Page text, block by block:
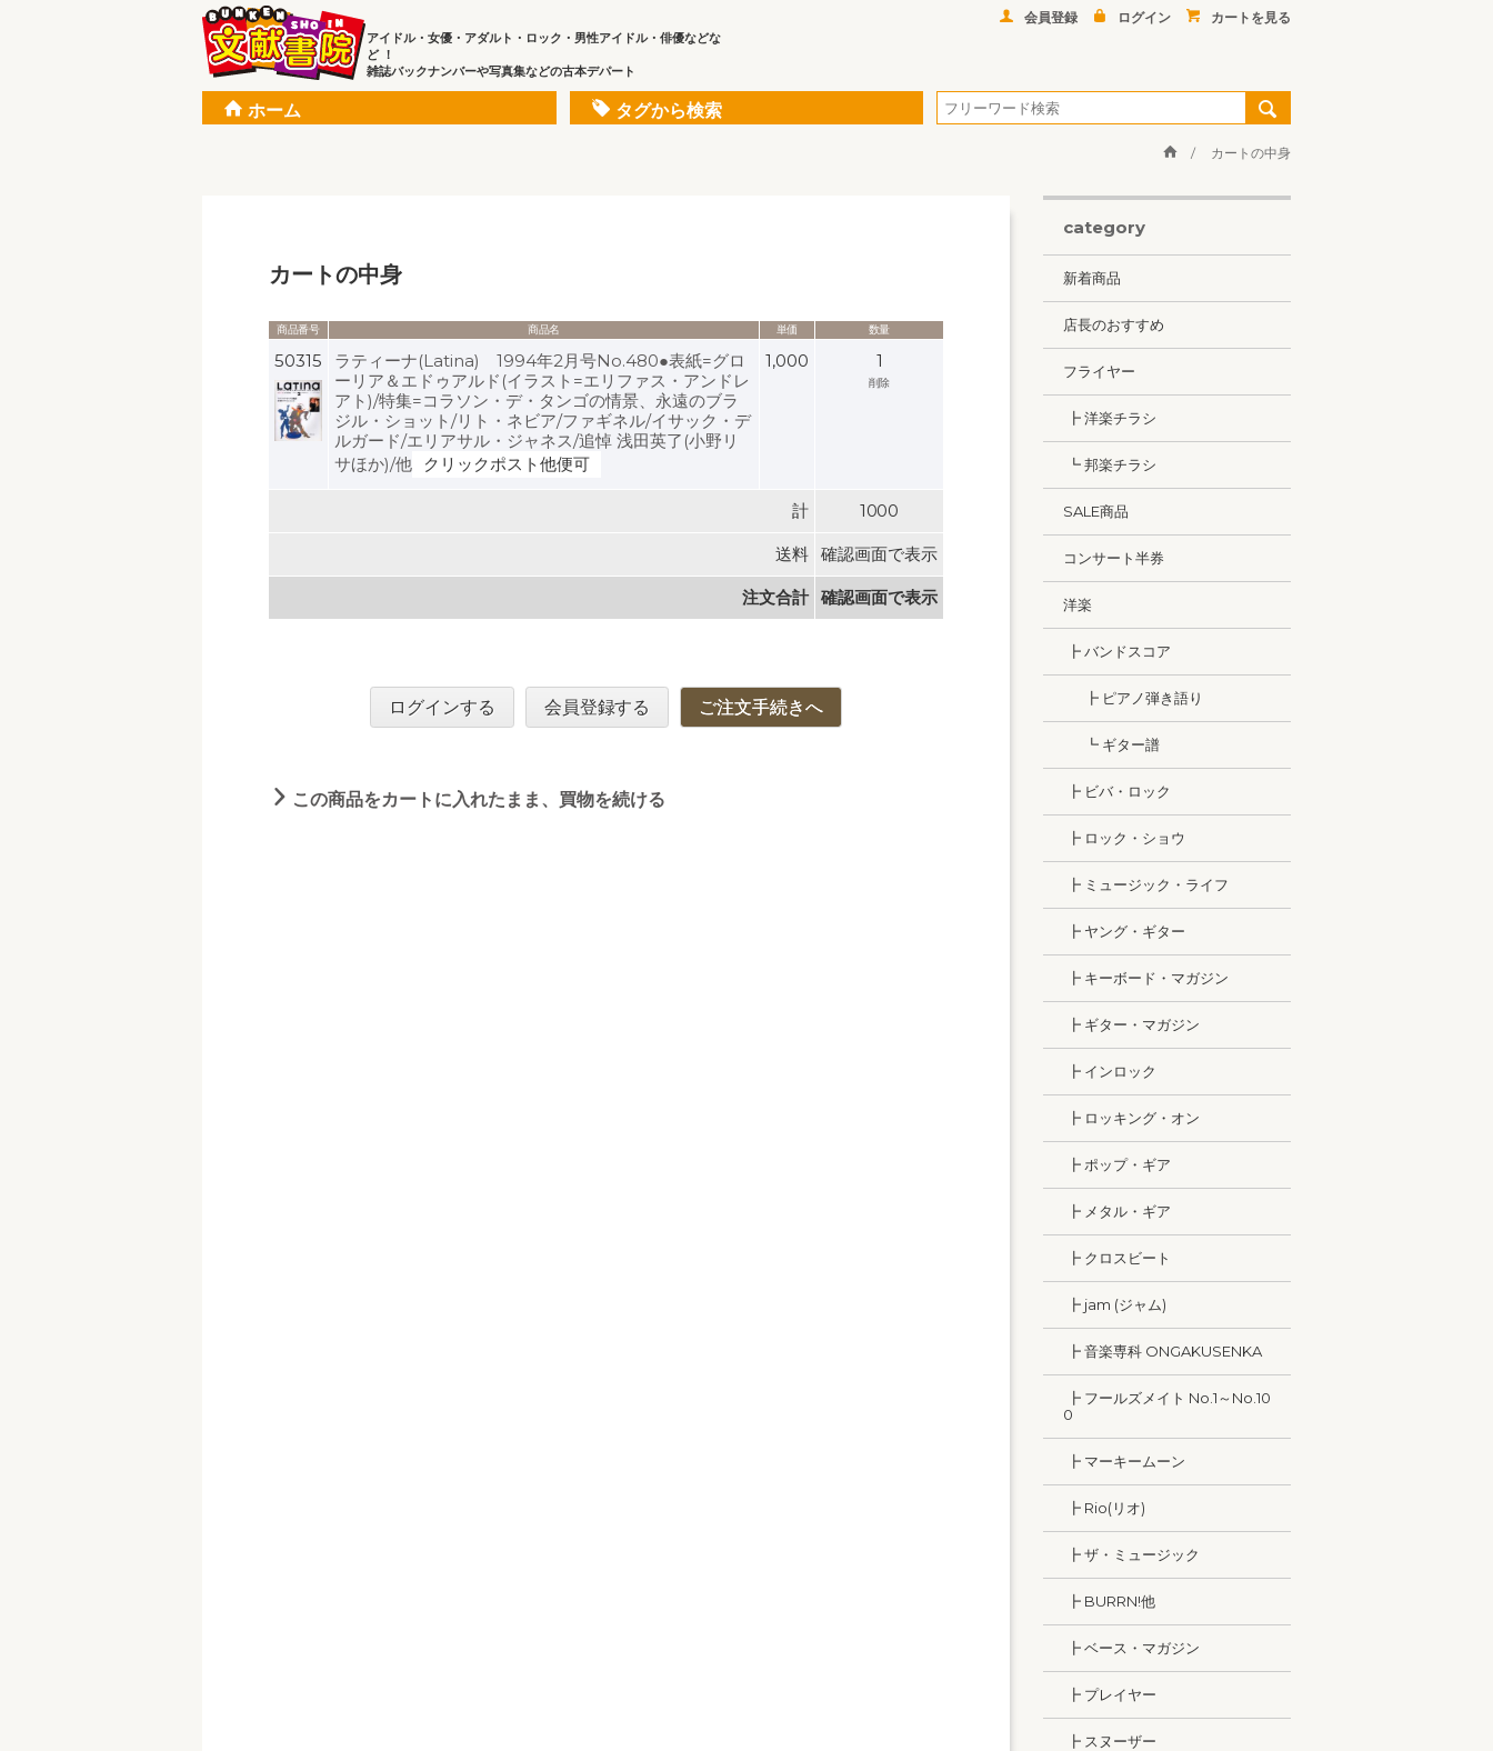
アイドル・女優・アダルト・ロック・男性アイドル・俳優などな
ど ！
雑誌バックナンバーや写真集などの古本デパート
会員登録 ログイン カートを見る
ホーム タグから検索
カートの中身
カートの中身
商品番号 商品名 単価 数量
50315
ラティーナ(Latina) 1994年2月号No.480●表紙=グロ
ーリア＆エドゥアルド(イラスト=エリファス・アンドレ
アト)/特集=コラソン・デ・タンゴの情景、永遠のブラ
ジル・ショット/リト・ネビア/ファギネル/イサック・デ
ルガード/エリアサル・ジャネス/追悼 浅田英了(小野リ
サほか)/他
クリックポスト他便可
1,000 1
削除
計 1000
送料 確認画面で表示
注文合計 確認画面で表示
ログインする 会員登録する ご注文手続きへ
この商品をカートに入れたまま、買物を続ける
category
新着商品
店長のおすすめ
フライヤー
┣ 洋楽チラシ
┗ 邦楽チラシ
SALE商品
コンサート半券
洋楽
┣ バンドスコア
┣ ピアノ弾き語り
┗ ギター譜
┣ ビバ・ロック
┣ ロック・ショウ
┣ ミュージック・ライフ
┣ ヤング・ギター
┣ キーボード・マガジン
┣ ギター・マガジン
┣ インロック
┣ ロッキング・オン
┣ ポップ・ギア
┣ メタル・ギア
┣ クロスビート
┣ jam (ジャム)
┣ 音楽専科 ONGAKUSENKA
┣ フールズメイト No.1～No.10
0
┣ マーキームーン
┣ Rio(リオ)
┣ ザ・ミュージック
┣ BURRN!他
┣ ベース・マガジン
┣ プレイヤー
┣ スヌーザー